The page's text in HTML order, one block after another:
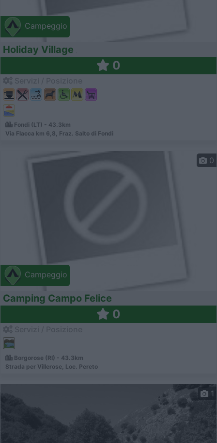
Campeggio
Holiday Village
0
Fondi (LT) - 43.3km
Via Flacca km 6,8, Fraz. Salto di Fondi
Campeggio
0
Camping Campo Felice
0
Borgorose (RI) - 43.3km
Strada per Villerose, Loc. Pereto
1